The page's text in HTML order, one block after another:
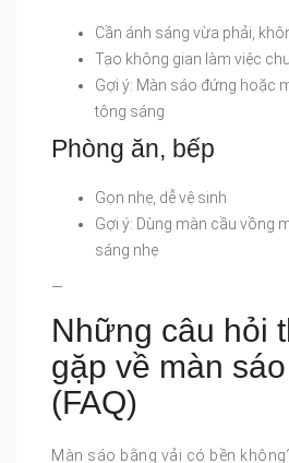
Cần ánh sáng vừa phải,
Tạo không gian làm việc
Gợi ý: Màn sáo đứng hoặc
tông sáng
Phòng ăn, bếp
Gọn nhẹ, dễ vệ sinh
Gợi ý: Dùng màn cầu vồng
sáng nhẹ
—
Những câu hỏi
gặp về màn
(FAQ)
Màn sáo bằng vải có bền